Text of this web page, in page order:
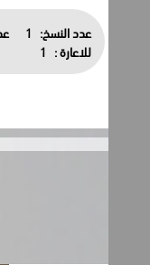
عدد النسخ: 1 عدد النسخ
للاعارة :
1